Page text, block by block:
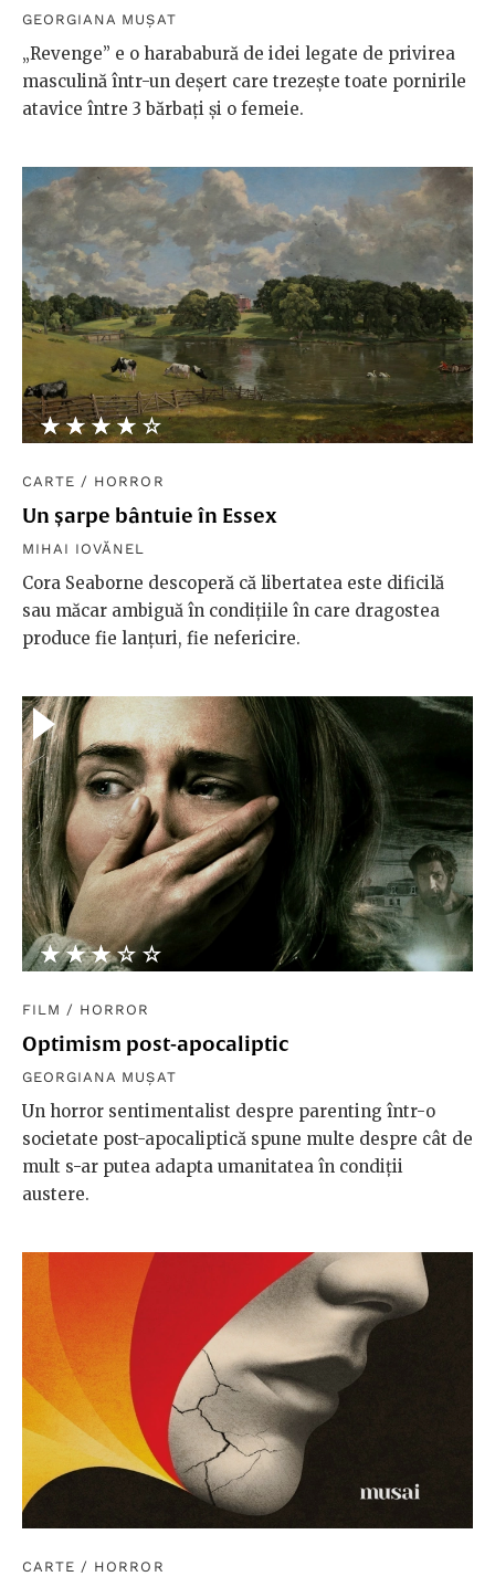
GEORGIANA MUȘAT
„Revenge” e o harababură de idei legate de privirea
masculină într-un deșert care trezește toate pornirile
atavice între 3 bărbați și o femeie.
★★★★★
☆☆☆☆☆
CARTE / HORROR
Un șarpe bântuie în Essex
MIHAI IOVĂNEL
Cora Seaborne descoperă că libertatea este dificilă
sau măcar ambiguă în condițiile în care dragostea
produce fie lanțuri, fie nefericire.
★★★★★
☆☆☆☆☆
FILM / HORROR
Optimism post-apocaliptic
GEORGIANA MUȘAT
Un horror sentimentalist despre parenting într-o
societate post-apocaliptică spune multe despre cât de
mult s-ar putea adapta umanitatea în condiții
austere.
CARTE / HORROR